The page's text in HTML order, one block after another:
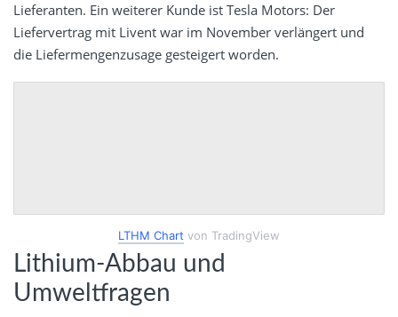
Lieferanten. Ein weiterer Kunde ist Tesla Motors: Der
Liefervertrag mit Livent war im November verlängert und
die Liefermengenzusage gesteigert worden.
LTHM Chart von TradingView
Lithium-Abbau und
Umweltfragen